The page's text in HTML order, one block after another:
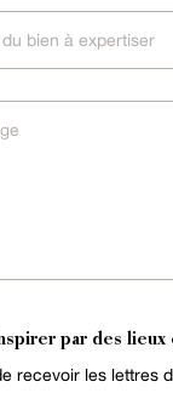
par des
recevoir les lettres